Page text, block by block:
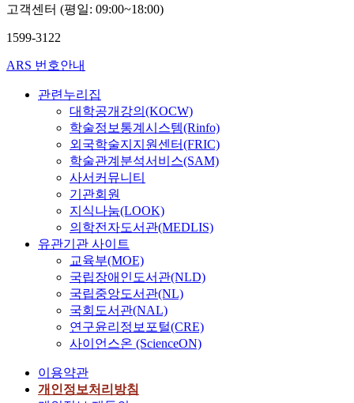
고객센터 (평일: 09:00~18:00)
1599-3122
ARS 번호안내
관련누리집
대학공개강의(KOCW)
학술정보통계시스템(Rinfo)
외국학술지지원센터(FRIC)
학술관계분석서비스(SAM)
사서커뮤니티
기관회원
지식나눔(LOOK)
의학전자도서관(MEDLIS)
유관기관 사이트
교육부(MOE)
국립장애인도서관(NLD)
국립중앙도서관(NL)
국회도서관(NAL)
연구윤리정보포털(CRE)
사이언스온 (ScienceON)
이용약관
개인정보처리방침